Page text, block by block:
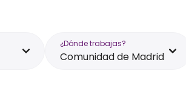
¿Dónde trabajas?
Comunidad de Madrid